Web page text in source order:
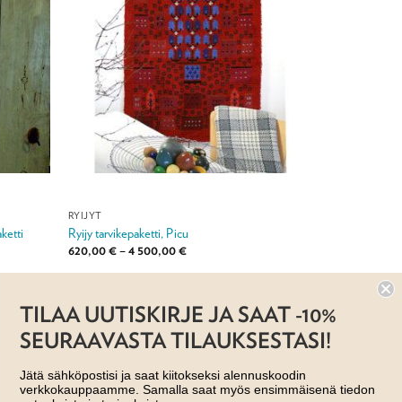
RYIJYT
Ryijy tarvikepaketti, Picu
620,00€–4 500,00€Hintaluokka:
-
TILAA UUTISKIRJE JA SAAT -10%
SEURAAVASTA TILAUKSESTASI!
Jätä sähköpostisi ja saat kiitokseksi alennuskoodin
verkkokauppaamme. Samalla saat myös ensimmäisenä tiedon